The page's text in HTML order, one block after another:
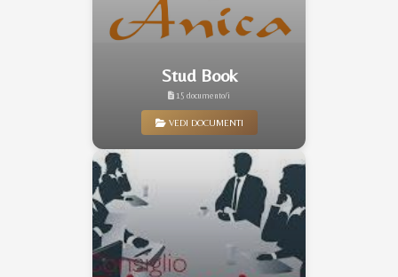
Stud Book
15 documento/i
VEDI DOCUMENTI